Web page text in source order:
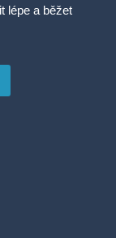
lépe a běžet